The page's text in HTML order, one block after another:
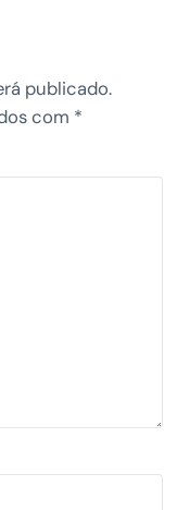
publicado.
com *